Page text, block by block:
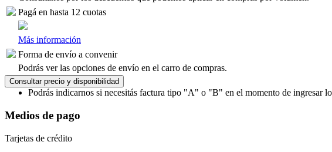
Pagá en hasta 12 cuotas
Más información
Forma de envío a convenir
Podrás ver las opciones de envío en el carro de compras.
Consultar precio y disponibilidad
Podrás indicarnos si necesitás factura tipo "A" o "B" en el momento de ingresar
Medios de pago
Tarjetas de crédito